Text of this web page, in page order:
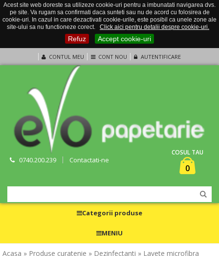
Acest site web doreste sa utilizeze cookie-uri pentru a imbunatati navigarea dvs.
pe site. Va rugam sa confirmati daca sunteti sau nu de acord cu folosirea de
cookie-uri. In cazul in care dezactivati cookie-urile, este posibil ca unele zone ale
site-ului sa nu functioneze corect.
Click aici pentru detalii despre cookie-uri.
Refuz Accept cookie-uri
CONTUL MEU CONT NOU AUTENTIFICARE
0740.200.239 Contactati-ne
COSUL TAU
0
Categorii produse
MENIU
Acasa » Produse curatenie » Dezinfectanti » Lavete microfibra